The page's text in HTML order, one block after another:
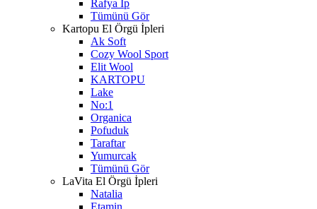
Rafya İp
Tümünü Gör
Kartopu El Örgü İpleri
Ak Soft
Cozy Wool Sport
Elit Wool
KARTOPU
Lake
No:1
Organica
Pofuduk
Taraftar
Yumurcak
Tümünü Gör
LaVita El Örgü İpleri
Natalia
Etamin